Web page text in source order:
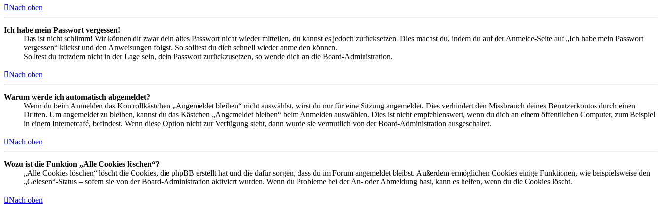
Nach oben
Ich habe mein Passwort vergessen!
Das ist nicht schlimm! Wir können dir zwar dein altes Passwort nicht wieder mitteilen, du kannst es jedoch zurücksetzen. Dies machst du, indem du auf der Anmelde-Seite auf „Ich habe mein Passwort
vergessen“ klickst und den Anweisungen folgst. So solltest du dich schnell wieder anmelden können.
Solltest du trotzdem nicht in der Lage sein, dein Passwort zurückzusetzen, so wende dich an die Board-Administration.
Nach oben
Warum werde ich automatisch abgemeldet?
Wenn du beim Anmelden das Kontrollkästchen „Angemeldet bleiben“ nicht auswählst, wirst du nur für eine Sitzung angemeldet. Dies verhindert den Missbrauch deines Benutzerkontos durch einen
Dritten. Um angemeldet zu bleiben, kannst du das Kästchen „Angemeldet bleiben“ beim Anmelden auswählen. Dies ist nicht empfehlenswert, wenn du dich an einem öffentlichen Computer, zum Beispiel
in einem Internetcafé, befindest. Wenn diese Option nicht zur Verfügung steht, dann wurde sie vermutlich von der Board-Administration ausgeschaltet.
Nach oben
Wozu ist die Funktion „Alle Cookies löschen“?
„Alle Cookies löschen“ löscht die Cookies, die phpBB erstellt hat und die dafür sorgen, dass du im Forum angemeldet bleibst. Außerdem ermöglichen Cookies einige Funktionen, wie beispielsweise den
„Gelesen“-Status – sofern sie von der Board-Administration aktiviert wurden. Wenn du Probleme bei der An- oder Abmeldung hast, kann es helfen, wenn du die Cookies löscht.
Nach oben